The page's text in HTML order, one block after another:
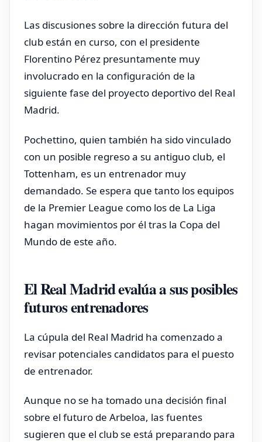
Las discusiones sobre la dirección futura del
club están en curso, con el presidente
Florentino Pérez presuntamente muy
involucrado en la configuración de la
siguiente fase del proyecto deportivo del Real
Madrid.
Pochettino, quien también ha sido vinculado
con un posible regreso a su antiguo club, el
Tottenham, es un entrenador muy
demandado. Se espera que tanto los equipos
de la Premier League como los de La Liga
hagan movimientos por él tras la Copa del
Mundo de este año.
El Real Madrid evalúa a sus posibles
futuros entrenadores
La cúpula del Real Madrid ha comenzado a
revisar potenciales candidatos para el puesto
de entrenador.
Aunque no se ha tomado una decisión final
sobre el futuro de Arbeloa, las fuentes
sugieren que el club se está preparando para